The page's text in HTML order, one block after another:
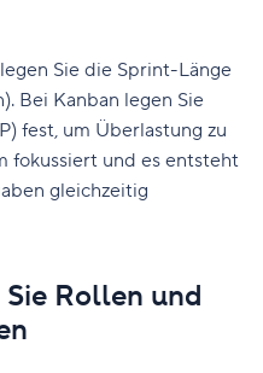
Sie die Sprint-Länge
Bei Kanban legen Sie
fest, um Überlastung zu
fokussiert und es entsteht
gleichzeitig
Rollen und